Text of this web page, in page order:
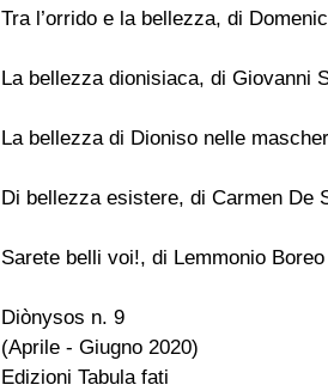
Tra l’orrido e la bellezza, di
La bellezza dionisiaca, di Giovanni
La bellezza di Dioniso nelle
Di bellezza esistere, di Carmen De
Sarete belli voi!, di Lemmonio Boreo
Diònysos n. 9
(Aprile - Giugno 2020)
Edizioni Tabula fati